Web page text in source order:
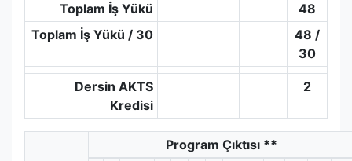
Toplam İş Yükü
48
Toplam İş Yükü / 30
48 /
30
Dersin AKTS
Kredisi
2
Program Çıktısı **